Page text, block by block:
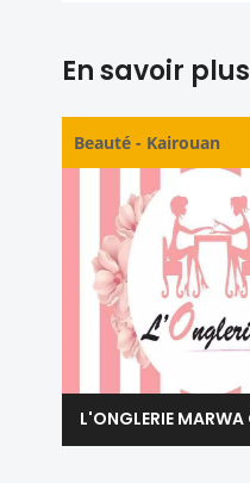
En savoir plus
Beauté - Kairouan